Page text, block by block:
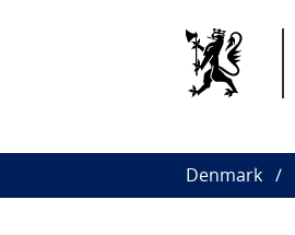
Denmark